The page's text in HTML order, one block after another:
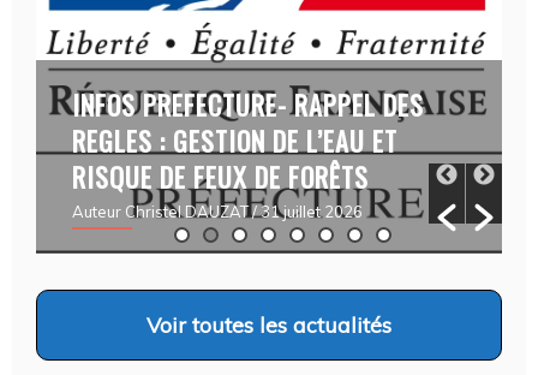
INFOS PREFECTURE- RAPPEL DES
REGLES : GESTION DE L’EAU ET
RISQUE DE FEUX DE FORÊTS
Auteur Christel DAUZAT/ 31 juillet 2026
Voirtoutes les actualités